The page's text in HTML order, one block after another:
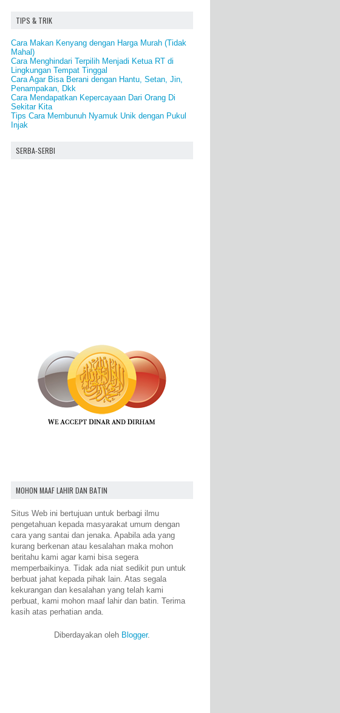
TIPS & TRIK
Cara Makan Kenyang dengan Harga Murah (Tidak
Mahal)
Cara Menghindari Terpilih Menjadi Ketua RT di
Lingkungan Tempat Tinggal
Cara Agar Bisa Berani dengan Hantu, Setan, Jin,
Penampakan, Dkk
Cara Mendapatkan Kepercayaan Dari Orang Di
Sekitar Kita
Tips Cara Membunuh Nyamuk Unik dengan Pukul
Injak
SERBA-SERBI
MOHON MAAF LAHIR DAN BATIN
Situs Web ini bertujuan untuk berbagi ilmu
pengetahuan kepada masyarakat umum dengan
cara yang santai dan jenaka. Apabila ada yang
kurang berkenan atau kesalahan maka mohon
beritahu kami agar kami bisa segera
memperbaikinya. Tidak ada niat sedikit pun untuk
berbuat jahat kepada pihak lain. Atas segala
kekurangan dan kesalahan yang telah kami
perbuat, kami mohon maaf lahir dan batin. Terima
kasih atas perhatian anda.
Diberdayakan oleh Blogger.